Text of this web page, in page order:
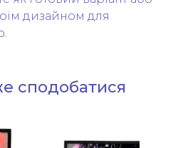
дизайном для
сподобатися